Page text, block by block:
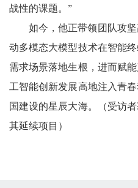
战性的课题。”
如今，他正带领团队攻
动多模态大模型技术在智能
需求场景落地生根，进而赋
工智能创新发展高地注入青
国建设的星辰大海。（受访
其延续项目）